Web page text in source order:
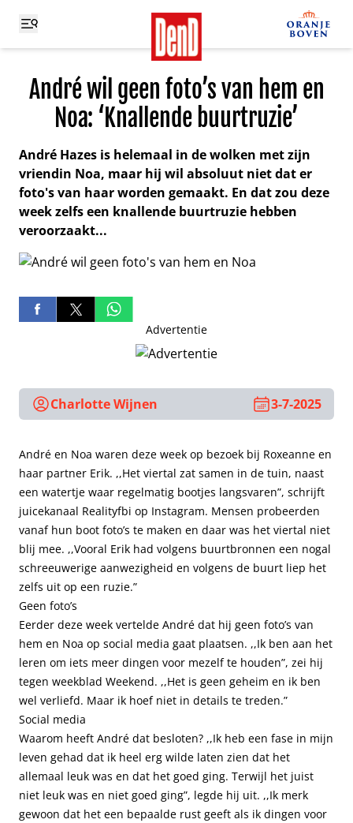
André wil geen foto’s van hem en
Noa: ‘Knallende buurtruzie’
André Hazes is helemaal in de wolken met zijn
vriendin Noa, maar hij wil absoluut niet dat er
foto's van haar worden gemaakt. En dat zou deze
week zelfs een knallende buurtruzie hebben
veroorzaakt...
Advertentie
Charlotte Wijnen 3-7-2025
André en Noa waren deze week op bezoek bij Roxeanne en
haar partner Erik. ,,Het viertal zat samen in de tuin, naast
een watertje waar regelmatig bootjes langsvaren”, schrijft
juicekanaal Realityfbi op Instagram. Mensen probeerden
vanaf hun boot foto’s te maken en daar was het viertal niet
blij mee. ,,Vooral Erik had volgens buurtbronnen een nogal
schreeuwerige aanwezigheid en volgens de buurt liep het
zelfs uit op een ruzie.”
Geen foto’s
Eerder deze week vertelde André dat hij geen foto’s van
hem en Noa op social media gaat plaatsen. ,,Ik ben aan het
leren om iets meer dingen voor mezelf te houden”, zei hij
tegen weekblad Weekend. ,,Het is geen geheim en ik ben
wel verliefd. Maar ik hoef niet in details te treden.”
Social media
Waarom heeft André dat besloten? ,,Ik heb een fase in mijn
leven gehad dat ik heel erg wilde laten zien dat het
allemaal leuk was en dat het goed ging. Terwijl het juist
niet leuk was en niet goed ging”, legde hij uit. ,,Ik merk
gewoon dat het een bepaalde rust geeft als ik dingen voor